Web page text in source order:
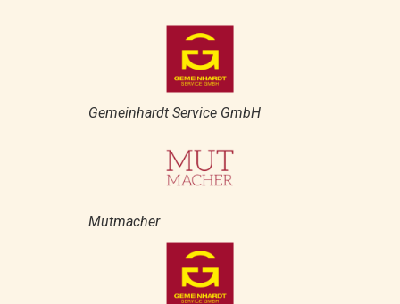
Gemeinhardt Service GmbH
Mutmacher